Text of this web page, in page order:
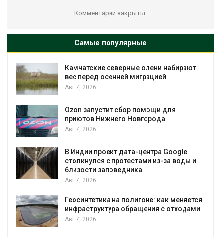
Комментарии закрыты.
Самые популярные
Камчатские северные олени набирают
вес перед осенней миграцией
Авг 7, 2026
Ozon запустит сбор помощи для
приютов Нижнего Новгорода
Авг 7, 2026
В Индии проект дата-центра Google
столкнулся с протестами из-за воды и
близости заповедника
Авг 7, 2026
Геосинтетика на полигоне: как меняется
инфраструктура обращения с отходами
Авг 7, 2026